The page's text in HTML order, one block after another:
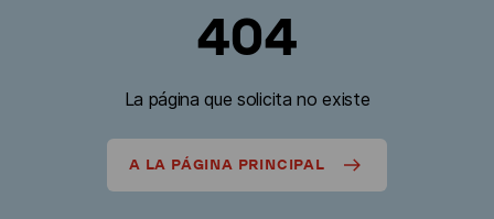
404
La página que solicita no existe
A LA PÁGINA PRINCIPAL